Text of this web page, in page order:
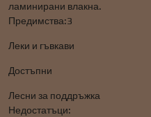
ламинирани влакна.
Предимства:3
Леки и гъвкави
Достъпни
Лесни за поддръжка
Недостатъци: